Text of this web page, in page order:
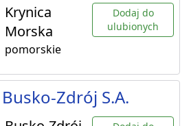
Krynica
Morska
pomorskie
Dodaj do
ulubionych
Zdrój S.A.